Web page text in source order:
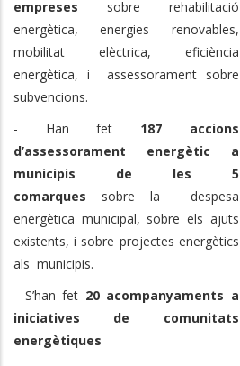
empreses sobre rehabilitació
energètica, energies renovables,
mobilitat elèctrica, eficiència
energètica, i assessorament sobre
subvencions.
- Han fet 187 accions
d’assessorament energètic a
municipis de les 5
comarques sobre la despesa
energètica municipal, sobre els ajuts
existents, i sobre projectes energètics
als municipis.
- S’han fet 20 acompanyaments a
iniciatives de comunitats
energètiques